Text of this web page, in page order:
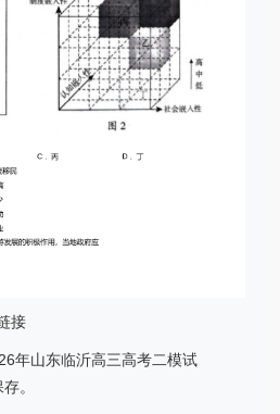
接
年山东临沂高三高考二模试
。